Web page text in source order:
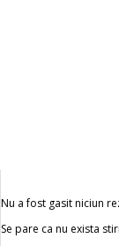
Nu a fost gasit niciun
Se pare ca nu exista